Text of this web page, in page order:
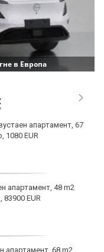
в Европа
апартамент, 67
1080 EUR
апартамент, 48 m2
EUR
апартамент, 68 m2